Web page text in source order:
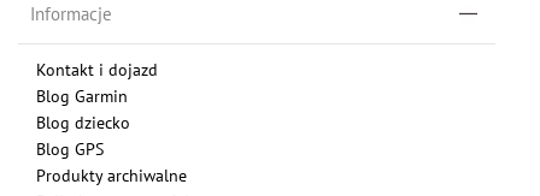
Informacje
Kontakt i dojazd
Blog Garmin
Blog dziecko
Blog GPS
Produkty archiwalne